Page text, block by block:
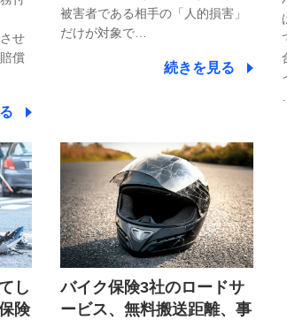
せ
償
被害者である相手の「人的損害」
だけが対象で…
続きを見る
し
険
バイク保険3社のロードサ
ービス、無料搬送距離、事